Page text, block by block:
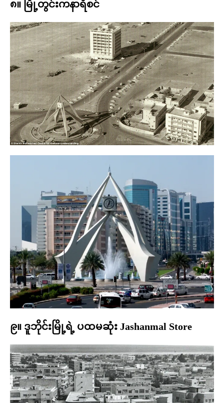
၈။ မြို့တွင်းကနာရီစင်
၉။ ဒူဘိုင်းမြို့ရဲ့ ပထမဆုံး Jashanmal Store